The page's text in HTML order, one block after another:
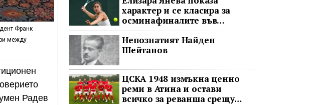
Франк
между
Радев
характер и се класира за
осминафиналите във
Варшава след впечатляващ
обрат
Непознатият Найден
Шейтанов
ЦСКА 1948 измъкна ценно
реми в Атина и остави
всичко за реванша срещу